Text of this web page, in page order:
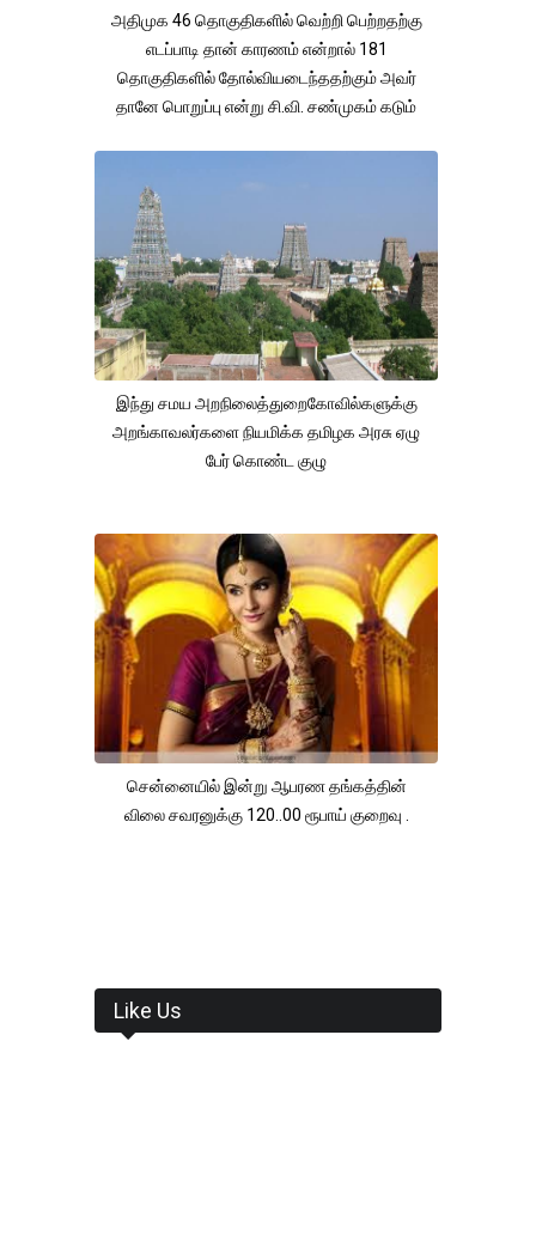
அதிமுக 46 தொகுதிகளில் வெற்றி பெற்றதற்கு
எடப்பாடி தான் காரணம் என்றால் 181
தொகுதிகளில் தோல்வியடைந்ததற்கும் அவர்
தானே பொறுப்பு என்று சி.வி. சண்முகம் கடும்
இந்து சமய அறநிலைத்துறைகோவில்களுக்கு
அறங்காவலர்களை நியமிக்க தமிழக அரசு ஏழு
பேர் கொண்ட குழு
சென்னையில் இன்று ஆபரண தங்கத்தின்
விலை சவரனுக்கு 120..00 ரூபாய் குறைவு .
Like Us